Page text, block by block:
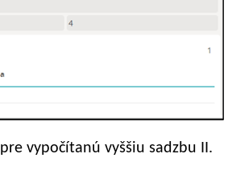
vypočítanú vyššiu sadzbu II.